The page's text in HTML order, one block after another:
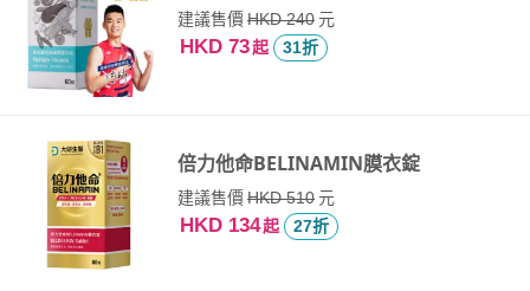
建議售價HKD 240元
HKD 73起 31折
倍力他命BELINAMIN膜衣錠
建議售價HKD 510元
HKD 134起 27折